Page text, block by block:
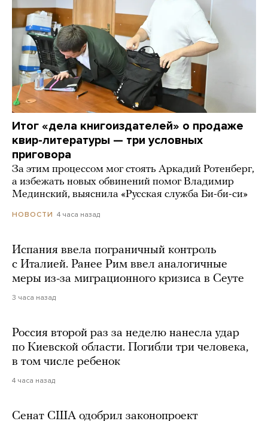
Итог «дела книгоиздателей» о продаже
квир-литературы — три условных
приговора
За этим процессом мог стоять Аркадий Ротенберг,
а избежать новых обвинений помог Владимир
Мединский, выяснила «Русская служба Би-би-си»
НОВОСТИ 4 часа назад
Испания ввела пограничный контроль
с Италией. Ранее Рим ввел аналогичные
меры из-за миграционного кризиса в Сеуте
3 часа назад
Россия второй раз за неделю нанесла удар
по Киевской области. Погибли три человека,
в том числе ребенок
4 часа назад
Сенат США одобрил законопроект